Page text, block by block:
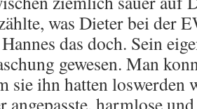
was Dieter bei der
das doch. Sein
gewesen. Man
sie ihn hatten loswerden
angepasste, harmlose